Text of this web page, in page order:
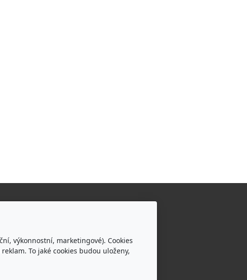
výkonnostní, marketingové). Cookies
To jaké cookies budou uloženy,